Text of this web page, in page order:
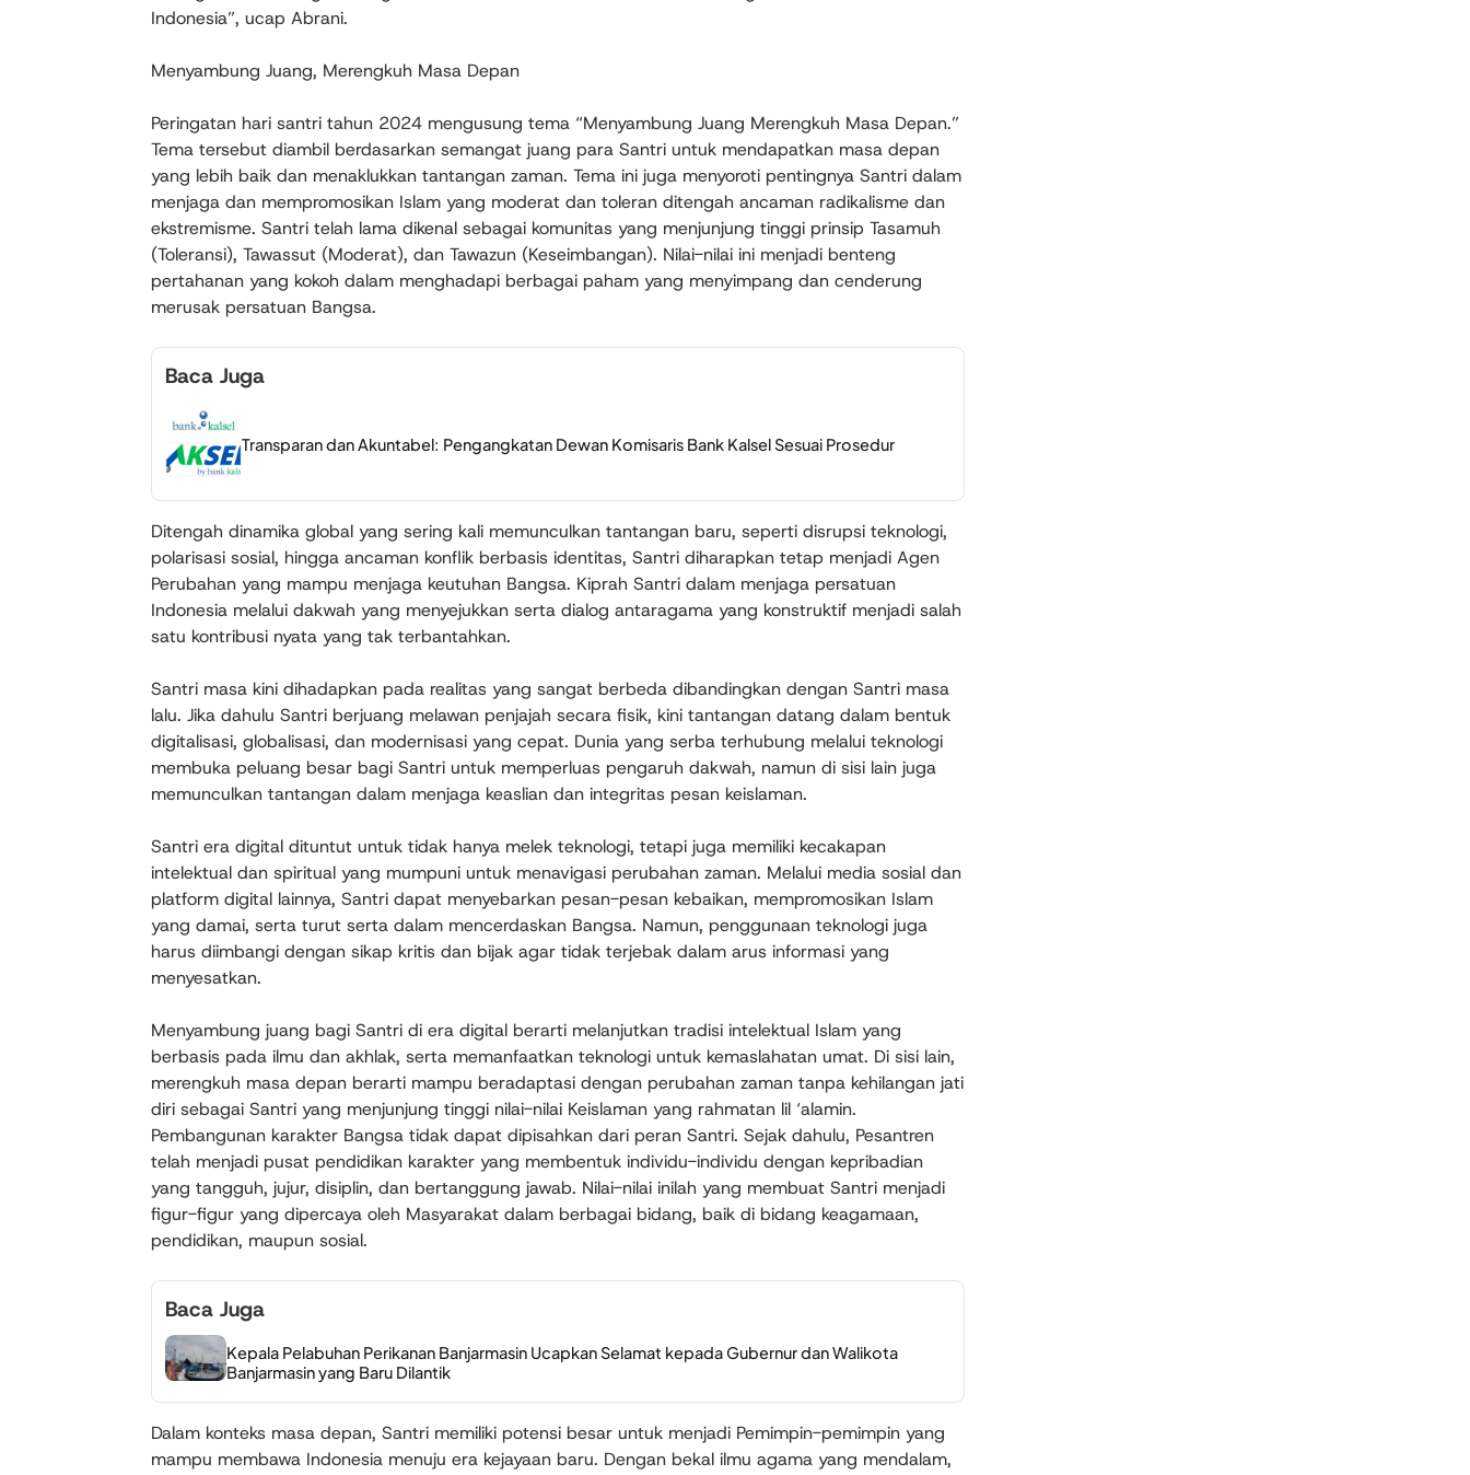
Indonesia”, ucap Abrani.
Menyambung Juang, Merengkuh Masa Depan
Peringatan hari santri tahun 2024 mengusung tema “Menyambung Juang Merengkuh Masa Depan.”
Tema tersebut diambil berdasarkan semangat juang para Santri untuk mendapatkan masa depan
yang lebih baik dan menaklukkan tantangan zaman. Tema ini juga menyoroti pentingnya Santri dalam
menjaga dan mempromosikan Islam yang moderat dan toleran ditengah ancaman radikalisme dan
ekstremisme. Santri telah lama dikenal sebagai komunitas yang menjunjung tinggi prinsip Tasamuh
(Toleransi), Tawassut (Moderat), dan Tawazun (Keseimbangan). Nilai-nilai ini menjadi benteng
pertahanan yang kokoh dalam menghadapi berbagai paham yang menyimpang dan cenderung
merusak persatuan Bangsa.
Baca Juga
Transparan dan Akuntabel: Pengangkatan Dewan Komisaris Bank Kalsel Sesuai Prosedur
Ditengah dinamika global yang sering kali memunculkan tantangan baru, seperti disrupsi teknologi,
polarisasi sosial, hingga ancaman konflik berbasis identitas, Santri diharapkan tetap menjadi Agen
Perubahan yang mampu menjaga keutuhan Bangsa. Kiprah Santri dalam menjaga persatuan
Indonesia melalui dakwah yang menyejukkan serta dialog antaragama yang konstruktif menjadi salah
satu kontribusi nyata yang tak terbantahkan.
Santri masa kini dihadapkan pada realitas yang sangat berbeda dibandingkan dengan Santri masa
lalu. Jika dahulu Santri berjuang melawan penjajah secara fisik, kini tantangan datang dalam bentuk
digitalisasi, globalisasi, dan modernisasi yang cepat. Dunia yang serba terhubung melalui teknologi
membuka peluang besar bagi Santri untuk memperluas pengaruh dakwah, namun di sisi lain juga
memunculkan tantangan dalam menjaga keaslian dan integritas pesan keislaman.
Santri era digital dituntut untuk tidak hanya melek teknologi, tetapi juga memiliki kecakapan
intelektual dan spiritual yang mumpuni untuk menavigasi perubahan zaman. Melalui media sosial dan
platform digital lainnya, Santri dapat menyebarkan pesan-pesan kebaikan, mempromosikan Islam
yang damai, serta turut serta dalam mencerdaskan Bangsa. Namun, penggunaan teknologi juga
harus diimbangi dengan sikap kritis dan bijak agar tidak terjebak dalam arus informasi yang
menyesatkan.
Menyambung juang bagi Santri di era digital berarti melanjutkan tradisi intelektual Islam yang
berbasis pada ilmu dan akhlak, serta memanfaatkan teknologi untuk kemaslahatan umat. Di sisi lain,
merengkuh masa depan berarti mampu beradaptasi dengan perubahan zaman tanpa kehilangan jati
diri sebagai Santri yang menjunjung tinggi nilai-nilai Keislaman yang rahmatan lil ‘alamin.
Pembangunan karakter Bangsa tidak dapat dipisahkan dari peran Santri. Sejak dahulu, Pesantren
telah menjadi pusat pendidikan karakter yang membentuk individu-individu dengan kepribadian
yang tangguh, jujur, disiplin, dan bertanggung jawab. Nilai-nilai inilah yang membuat Santri menjadi
figur-figur yang dipercaya oleh Masyarakat dalam berbagai bidang, baik di bidang keagamaan,
pendidikan, maupun sosial.
Baca Juga
Kepala Pelabuhan Perikanan Banjarmasin Ucapkan Selamat kepada Gubernur dan Walikota
Banjarmasin yang Baru Dilantik
Dalam konteks masa depan, Santri memiliki potensi besar untuk menjadi Pemimpin-pemimpin yang
mampu membawa Indonesia menuju era kejayaan baru. Dengan bekal ilmu agama yang mendalam,